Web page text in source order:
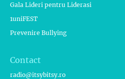
Gala Lideri pentru Liderasi
1uniFEST
Prevenire Bullying
Contact
radio@itsybitsy.ro